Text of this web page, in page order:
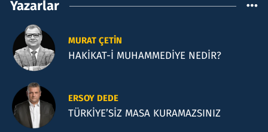
Yazarlar
MURAT ÇETIN
HAKİKAT-İ MUHAMMEDİYE NEDİR?
ERSOY DEDE
TÜRKİYE’SİZ MASA KURAMAZSINIZ